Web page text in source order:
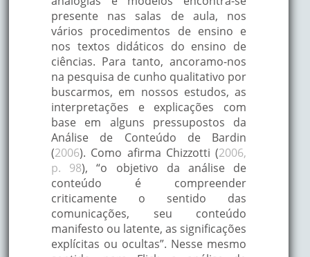
presente nas salas de aula, nos
vários procedimentos de ensino e
nos textos didáticos do ensino de
ciências. Para tanto, ancoramo-nos
na pesquisa de cunho qualitativo por
buscarmos, em nossos estudos, as
interpretações e explicações com
base em alguns pressupostos da
Análise de Conteúdo de Bardin
(2006). Como afirma Chizzotti (2006,
p. 98), “o objetivo da análise de
conteúdo é compreender
criticamente o sentido das
comunicações, seu conteúdo
manifesto ou latente, as significações
explícitas ou ocultas”. Nesse mesmo